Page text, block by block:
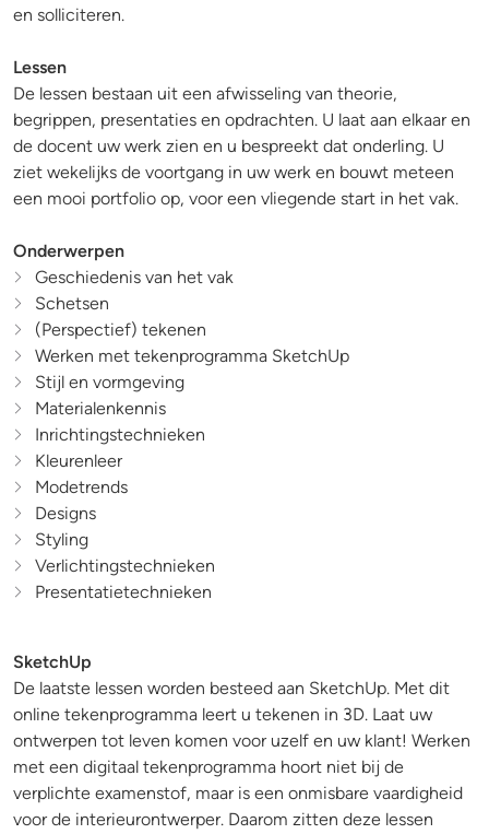
en solliciteren.
Lessen
De lessen bestaan uit een afwisseling van theorie,
begrippen, presentaties en opdrachten. U laat aan elkaar en
de docent uw werk zien en u bespreekt dat onderling. U
ziet wekelijks de voortgang in uw werk en bouwt meteen
een mooi portfolio op, voor een vliegende start in het vak.
Onderwerpen
Geschiedenis van het vak
Schetsen
(Perspectief) tekenen
Werken met tekenprogramma SketchUp
Stijl en vormgeving
Materialenkennis
Inrichtingstechnieken
Kleurenleer
Modetrends
Designs
Styling
Verlichtingstechnieken
Presentatietechnieken
SketchUp
De laatste lessen worden besteed aan SketchUp. Met dit
online tekenprogramma leert u tekenen in 3D. Laat uw
ontwerpen tot leven komen voor uzelf en uw klant! Werken
met een digitaal tekenprogramma hoort niet bij de
verplichte examenstof, maar is een onmisbare vaardigheid
voor de interieurontwerper. Daarom zitten deze lessen